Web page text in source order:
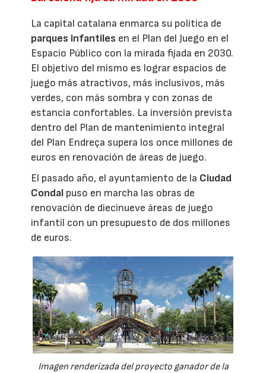
La capital catalana enmarca su política de
parques infantiles en el Plan del Juego en el
Espacio Público con la mirada fijada en 2030.
El objetivo del mismo es lograr espacios de
juego más atractivos, más inclusivos, más
verdes, con más sombra y con zonas de
estancia confortables. La inversión prevista
dentro del Plan de mantenimiento integral
del Plan Endreça supera los once millones de
euros en renovación de áreas de juego.
El pasado año, el ayuntamiento de la Ciudad
Condal puso en marcha las obras de
renovación de diecinueve áreas de juego
infantil con un presupuesto de dos millones
de euros.
Imagen renderizada del proyecto ganador de la